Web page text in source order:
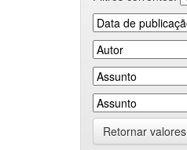
Retornar valores